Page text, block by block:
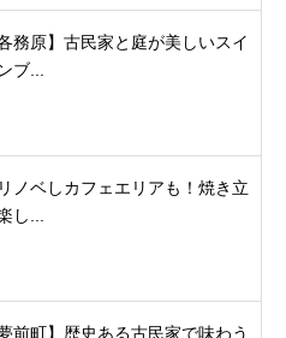
務原】古民家と庭が美しいスイ
ブ...
ノベしカフェエリアも！焼き立
し...
前町】歴史ある古民家で味わう